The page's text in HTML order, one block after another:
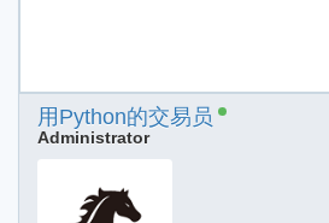
用Python的交易员
Administrator